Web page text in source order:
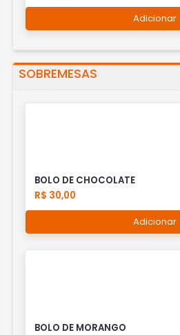
Adicionar
SOBREMESAS
BOLO DE CHOCOLATE
R$ 30,00
Adicionar
BOLO DE MORANGO